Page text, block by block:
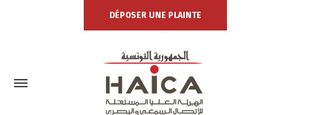
DÉPOSER UNE PLAINTE